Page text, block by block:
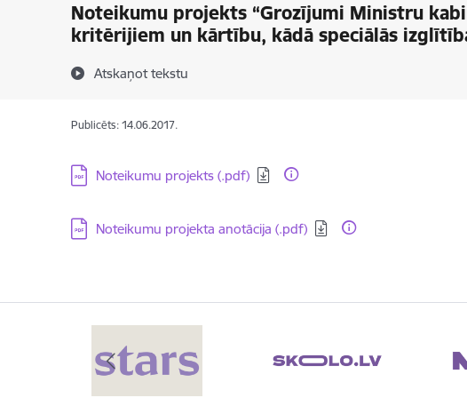
Noteikumu projekts “Grozījumi Ministru
kritērijiem un kārtību, kādā speciālās
Atskaņot tekstu
Publicēts: 14.06.2017.
Lejupielādēt:
Noteikumu projekts (.pdf)
Lejupielādēt:
Noteikumu projekta anotācija (.pdf)